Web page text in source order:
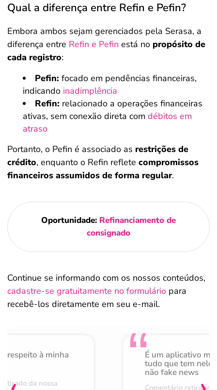
Qual a diferença entre Refin e Pefin?
Embora ambos sejam gerenciados pela Serasa, a
diferença entre Refin e Pefin está no propósito de
cada registro:
Pefin: focado em pendências financeiras,
indicando inadimplência
Refin: relacionado a operações financeiras
ativas, sem conexão direta com débitos em
atraso
Portanto, o Pefin é associado as restrições de
crédito, enquanto o Refin reflete compromissos
financeiros assumidos de forma regular.
Oportunidade: Refinanciamento de
consignado
Continue se informando com os nossos conteúdos,
cadastre-se gratuitamente no formulário para
recebê-los diretamente em seu e-mail.
respeito à minha
da nossa
É um aplicativo
tudo que tem nele
não fake news
Comentário retirado